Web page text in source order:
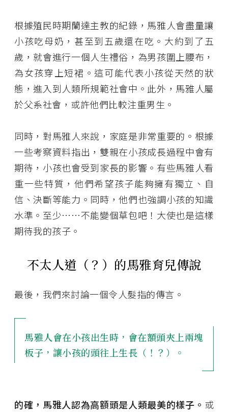
根據殖民時期蘭達主教的紀錄，馬雅人會盡量讓
小孩吃母奶，甚至到五歲還在吃。大約到了五
歲，就會進行一個人生禮俗，為男孩圍上腰布，
為女孩穿上短裙。這可能代表小孩從天然的狀
態，進入到人類所規範社會中。此外，馬雅人屬
於父系社會，或許他們比較注重男生。
同時，對馬雅人來說，家庭是非常重要的。根據
一些考察資料指出，雙親在小孩成長過程中會有
期待，小孩也會受到家長的影響。有些馬雅人看
重一些特質，他們希望孩子能夠擁有獨立、自
信、決斷等能力。同時，他們也強調小孩的知識
水準。至少⋯⋯不能變個草包吧！大使也是這樣
期待我的孩子。
不太人道（？）的馬雅育兒傳說
最後，我們來討論一個令人髮指的傳言。
馬雅人會在小孩出生時，會在額頭夾上兩塊
板子，讓小孩的頭往上生長（！？）。
的確，馬雅人認為高額頭是人類最美的樣子。 或